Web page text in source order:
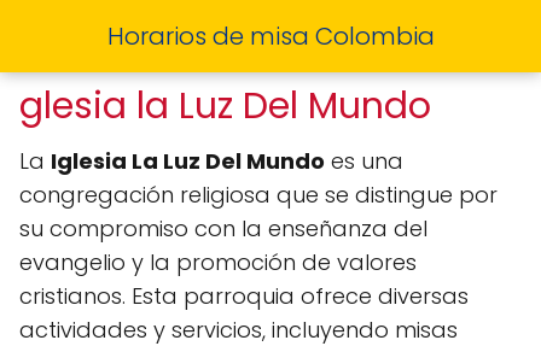
Horarios de misa Colombia
glesia la Luz Del Mundo
La Iglesia La Luz Del Mundo es una
congregación religiosa que se distingue por
su compromiso con la enseñanza del
evangelio y la promoción de valores
cristianos. Esta parroquia ofrece diversas
actividades y servicios, incluyendo misas